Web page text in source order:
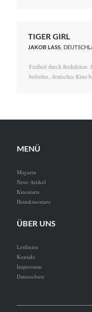
TIGER GIRL
JAKOB LASS,
Freiheit durch Reduktion:
befreites, deutsches Kino
MENÜ
Magazin
Neue Artikel
Kinostarts
Heimkinostarts
ÜBER UNS
Leitlinien
Kontakt
Impressum
Datenschutz